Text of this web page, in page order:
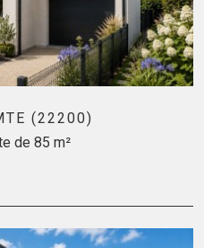
(22200)
de 85 m²